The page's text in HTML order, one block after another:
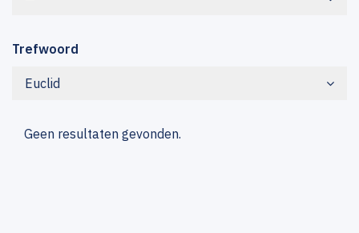
Trefwoord
Euclid
Geen resultaten gevonden.